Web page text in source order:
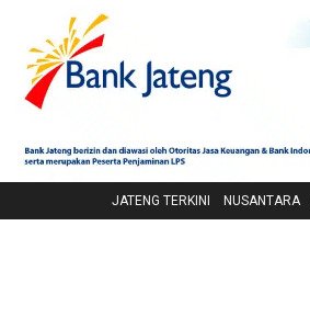
JATENG TERKINI NUSANTARA